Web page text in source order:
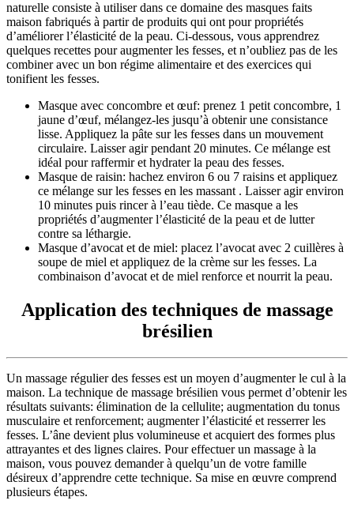
naturelle consiste à utiliser dans ce domaine des masques faits
maison fabriqués à partir de produits qui ont pour propriétés
d’améliorer l’élasticité de la peau. Ci-dessous, vous apprendrez
quelques recettes pour augmenter les fesses, et n’oubliez pas de les
combiner avec un bon régime alimentaire et des exercices qui
tonifient les fesses.
Masque avec concombre et œuf: prenez 1 petit concombre, 1
jaune d’œuf, mélangez-les jusqu’à obtenir une consistance
lisse. Appliquez la pâte sur les fesses dans un mouvement
circulaire. Laisser agir pendant 20 minutes. Ce mélange est
idéal pour raffermir et hydrater la peau des fesses.
Masque de raisin: hachez environ 6 ou 7 raisins et appliquez
ce mélange sur les fesses en les massant . Laisser agir environ
10 minutes puis rincer à l’eau tiède. Ce masque a les
propriétés d’augmenter l’élasticité de la peau et de lutter
contre sa léthargie.
Masque d’avocat et de miel: placez l’avocat avec 2 cuillères à
soupe de miel et appliquez de la crème sur les fesses. La
combinaison d’avocat et de miel renforce et nourrit la peau.
Application des techniques de massage
brésilien
Un massage régulier des fesses est un moyen d’augmenter le cul à la
maison. La technique de massage brésilien vous permet d’obtenir les
résultats suivants: élimination de la cellulite; augmentation du tonus
musculaire et renforcement; augmenter l’élasticité et resserrer les
fesses. L’âne devient plus volumineuse et acquiert des formes plus
attrayantes et des lignes claires. Pour effectuer un massage à la
maison, vous pouvez demander à quelqu’un de votre famille
désireux d’apprendre cette technique. Sa mise en œuvre comprend
plusieurs étapes.